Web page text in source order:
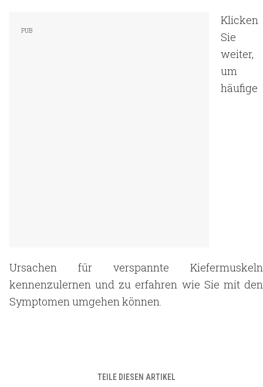
Klicken
Sie
weiter,
um
häufige
Ursachen für verspannte Kiefermuskeln
kennenzulernen und zu erfahren wie Sie mit den
Symptomen umgehen können.
TEILE DIESEN ARTIKEL